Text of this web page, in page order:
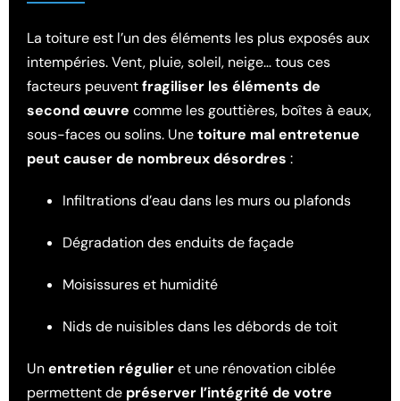
La toiture est l’un des éléments les plus exposés aux
intempéries. Vent, pluie, soleil, neige… tous ces
facteurs peuventfragiliser les éléments de
second œuvre comme les gouttières, boîtes à eaux,
sous-faces ou solins. Unetoiture mal entretenue
peut causer de nombreux désordres :
Infiltrations d’eau dans les murs ou plafonds
Dégradation des enduits de façade
Moisissures et humidité
Nids de nuisibles dans les débords de toit
Unentretien régulieret une rénovation ciblée
permettent de préserver l’intégrité de votre